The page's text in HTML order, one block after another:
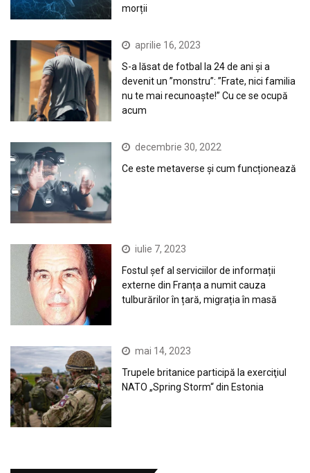
morții
aprilie 16, 2023
S-a lăsat de fotbal la 24 de ani și a
devenit un ”monstru”: ”Frate, nici familia
nu te mai recunoaște!” Cu ce se ocupă
acum
decembrie 30, 2022
Ce este metaverse și cum funcționează
iulie 7, 2023
Fostul șef al serviciilor de informații
externe din Franța a numit cauza
tulburărilor în țară, migrația în masă
mai 14, 2023
Trupele britanice participă la exerciţiul
NATO „Spring Storm“ din Estonia